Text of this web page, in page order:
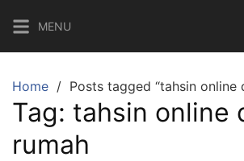
content
MENU
Home Posts tagged “tahsin online
Tag: tahsin online
rumah